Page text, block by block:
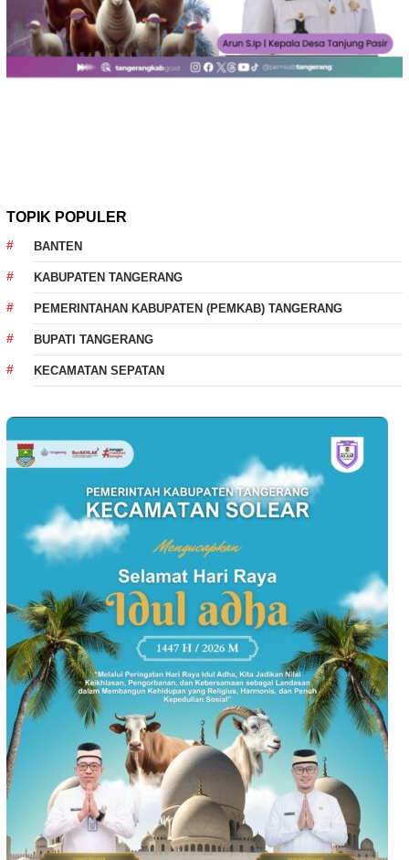
TOPIK POPULER
BANTEN
KABUPATEN TANGERANG
PEMERINTAHAN KABUPATEN (PEMKAB) TANGERANG
BUPATI TANGERANG
KECAMATAN SEPATAN